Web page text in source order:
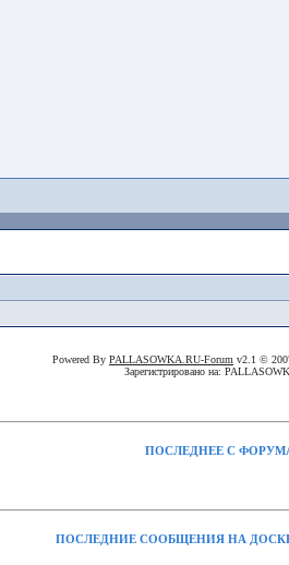
Powered By PALLASOWKA.RU-Forum v2.1 ©
Зарегистрировано на:
ПОСЛЕДНЕЕ С
ПОСЛЕДНИЕ СООБЩЕНИЯ НА